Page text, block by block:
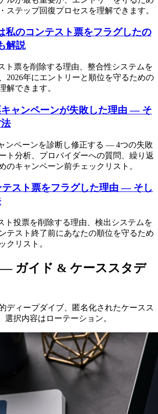
ステップ回復プロセスを理解できます。
私のコンテスト票をフラグしたの
解説
ト票を削除する理由、整合性システムを
2026年にエントリーと順位を守るための
解できます。
ャンペーンが失敗した理由 — そ
ンペーンを診断し修正する — 4つの失敗
ト分析、プロバイダーへの質問、繰り返
のキャンペーン前チェックリスト。
スト票をフラグした理由 — そし
ト投票を削除する理由、検出システムを
テスト終了前にあなたの順位を守るため
クリスト。
ガイド & ケーススタデ
ディープダイブ、匿名化されたケースス
選択内容はローテーション。